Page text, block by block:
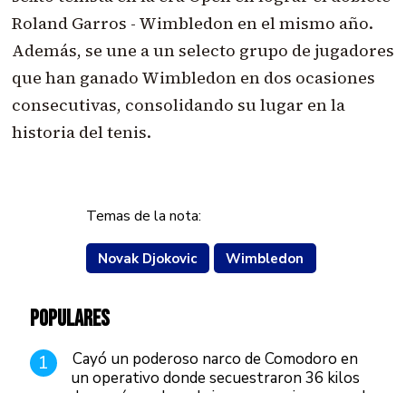
Roland Garros - Wimbledon en el mismo año.
Además, se une a un selecto grupo de jugadores
que han ganado Wimbledon en dos ocasiones
consecutivas, consolidando su lugar en la
historia del tenis.
Temas de la nota:
Novak Djokovic Wimbledon
POPULARES
1
Cayó un poderoso narco de Comodoro en
un operativo donde secuestraron 36 kilos